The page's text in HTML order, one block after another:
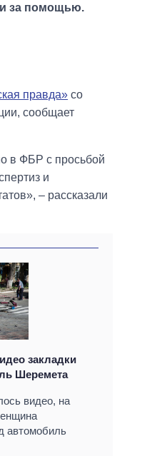
за помощью.
правда» со
сообщает
в ФБР с просьбой
и
– рассказали
закладки
Шеремета
видео, на
автомобиль